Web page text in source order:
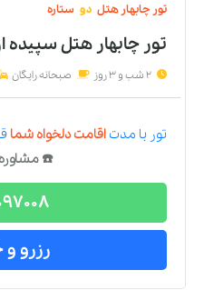
تور چابهار هتل دو ستاره
تور چابهار هتل سپیده
2 شب و 3 روز صبحانه رایگان
تور با مدتاقامت دلخواه شما
☎️ مشاوره
رزرو و